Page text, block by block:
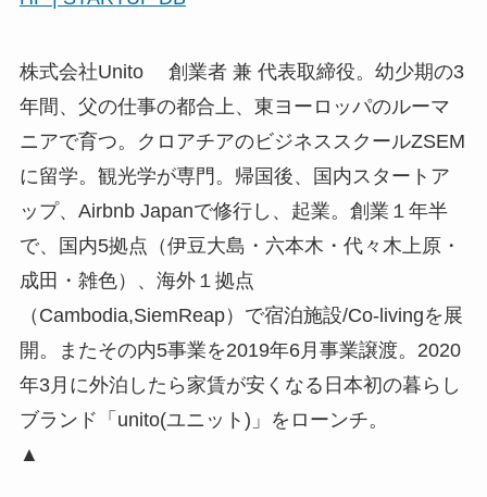
株式会社Unito 創業者 兼 代表取締役。幼少期の3
年間、父の仕事の都合上、東ヨーロッパのルーマ
ニアで育つ。クロアチアのビジネススクールZSEM
に留学。観光学が専門。帰国後、国内スタートア
ップ、Airbnb Japanで修行し、起業。創業１年半
で、国内5拠点（伊豆大島・六本木・代々木上原・
成田・雑色）、海外１拠点
（Cambodia,SiemReap）で宿泊施設/Co-livingを展
開。またその内5事業を2019年6月事業譲渡。2020
年3月に外泊したら家賃が安くなる日本初の暮らし
ブランド「unito(ユニット)」をローンチ。
▲